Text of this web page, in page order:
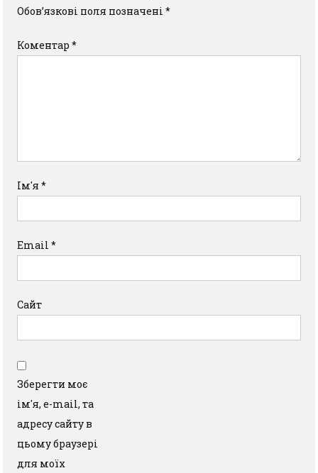
Обов’язкові поля позначені*
Коментар*
Ім'я*
Email*
Сайт
Зберегти моє
ім'я, e-mail, та
адресу сайту в
цьому браузері
для моїх